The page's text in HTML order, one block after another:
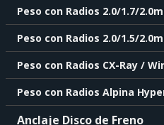
Peso con Radios 2.0/1.7/
Peso con Radios 2.0/1.5/
Peso con Radios CX-Ray /
Peso con Radios Alpina
Anclaje Disco de Freno